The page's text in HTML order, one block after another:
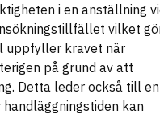
i en anställning
vilket
uppfyller kravet när
på grund av att
Detta leder också till en
kan